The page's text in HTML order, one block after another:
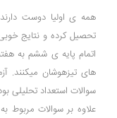
همه ی اولیا دوست
تحصیل کرده و نتایج
اتمام پایه ی ششم به
های تیزهوشان میکنند.
سوالات استعداد تحلیلی
علاوه بر سوالات مربوط